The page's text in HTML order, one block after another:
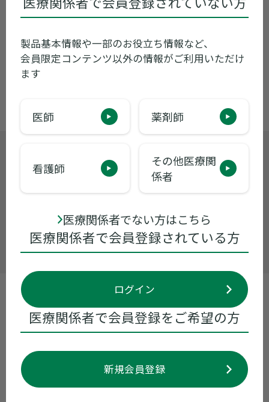
製品基本情報や一部のお役立ち情報など、
会員限定コンテンツ以外の情報がご利用いただけ
ます
医師 薬剤師
看護師
その他医療関
係者
医療関係者でない方はこちら
医療関係者で会員登録されている方
ログイン
医療関係者で会員登録をご希望の方
新規会員登録
2022年03月03日
商号変更ならびに添付文書電子化に伴う
包装変更のお知らせ
くすり情報センター0120-034-389
受付時間 9:00~17:30 ※月曜日〜金曜日
お問い合わせ
製品基本情報
ライブ配信講演会